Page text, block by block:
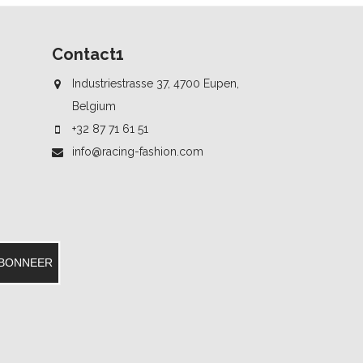
Contact1
Industriestrasse 37, 4700 Eupen,
Belgium
+32 87 71 61 51
info@racing-fashion.com